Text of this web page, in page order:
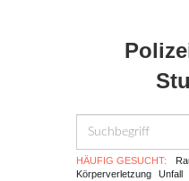
HÄUFIG GESUCHT:
Körperverletzung
Unfall